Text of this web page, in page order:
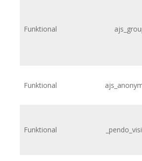
Funktional
Funktional
Funktional